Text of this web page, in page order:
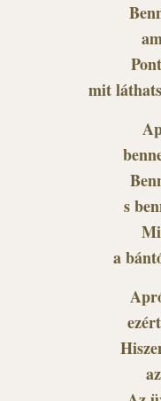
mit
s
a